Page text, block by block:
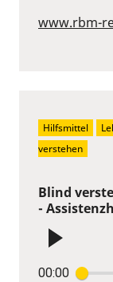
www.rbm-
Blind
-
00:00
Hilfsmittel
verstehen